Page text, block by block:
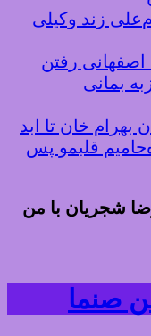
علی زند وکیلی
رفتن
بمانی
بهرام خان تا ابد
حامیم قلبمو پس
شجریان با من
صنما